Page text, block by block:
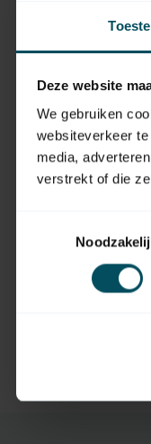
Deze website
We gebruiken
websiteverkeer
media,
verstrekt of die